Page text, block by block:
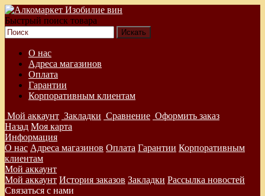
Быстрый поиск товара
О нас
Адреса магазинов
Оплата
Гарантии
Корпоративным клиентам
Мой аккаунт Закладки Сравнение Оформить заказ
Назад Моя карта
Информация
О нас Адреса магазинов Оплата Гарантии Корпоративным
клиентам
Мой аккаунт
Мой аккаунт История заказов Закладки Рассылка новостей
Связаться с нами